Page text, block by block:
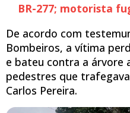
BR-277; motorista
De acordo com
Bombeiros, a vítima
e bateu contra a árvore
pedestres que
Carlos Pereira.